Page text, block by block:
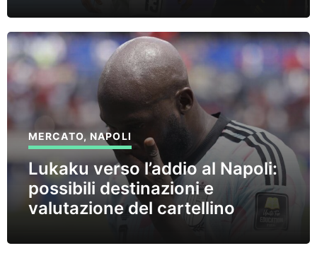
MERCATO,NAPOLI
Lukaku verso l’addio al Napoli:
possibili destinazioni e
valutazione del cartellino